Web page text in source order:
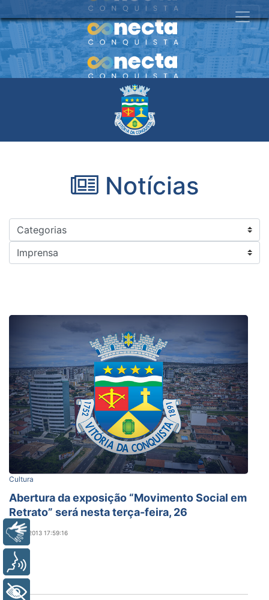
Notícias
Cultura
Abertura da exposição “Movimento Social em
Retrato” será nesta terça-feira, 26
26/02/2013 17:59:16
Libras
+ Acessibilidade